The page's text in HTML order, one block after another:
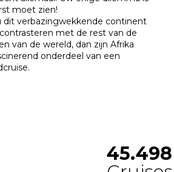
moet zien!
dit verbazingwekkende continent
met de rest van de
van de wereld, dan zijn Afrika
onderdeel van een